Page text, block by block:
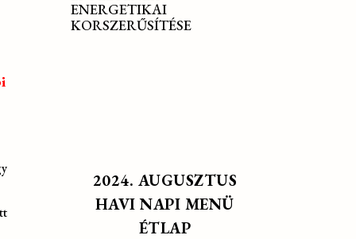
ENERGETIKAI
KORSZERŰSÍTÉSE
2024. AUGUSZTUS
HAVI NAPI MENÜ
ÉTLAP